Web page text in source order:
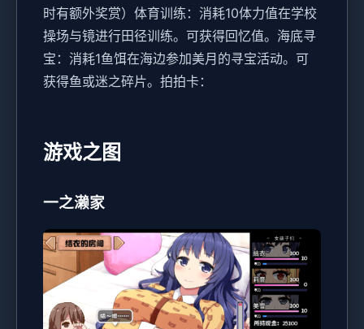
时有额外奖赏） 体育训练：消耗10体力值在学校
操场与镜进行田径训练。可获得回忆值。 海底寻
宝：消耗1鱼饵在海边参加美月的寻宝活动。可
获得鱼或迷之碎片。 拍拍卡：
游戏之图
一之濑家